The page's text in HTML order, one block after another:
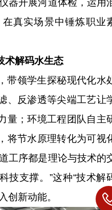
器开展河道体检，运用
真实场景中锤炼职业
术解码水生态
带领学生探秘现代化水
、反渗透等尖端工艺让
量；环境工程团队自主
将节水原理转化为可视
工序都是理论与技术的
技支撑。”这种“技术解
创新动能。